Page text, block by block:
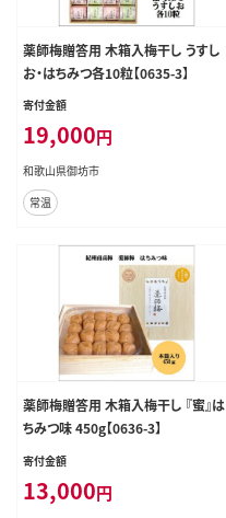
薬師梅贈答用 木箱入梅干し うすし
お・はちみつ各10粒【0635-3】
寄付金額
19,000円
和歌山県御坊市
常温
薬師梅贈答用 木箱入梅干し 『蜜』は
ちみつ味 450g【0636-3】
寄付金額
13,000円